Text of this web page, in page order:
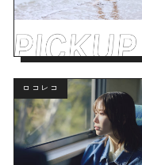
ロコレコ